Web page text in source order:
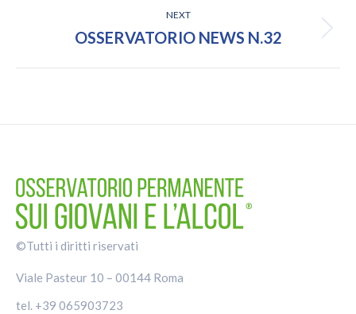
NEXT
Next
OSSERVATORIO NEWS N.32
©Tutti i diritti riservati
Viale Pasteur 10 – 00144 Roma
tel. +39 065903723